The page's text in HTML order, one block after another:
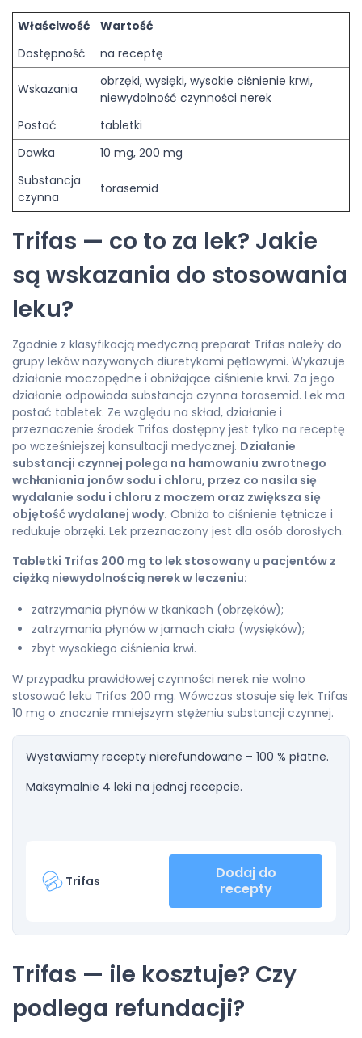
Właściwość
Wartość
Dostępność
na receptę
Wskazania
obrzęki, wysięki, wysokie ciśnienie krwi,
niewydolność czynności nerek
Postać
tabletki
Dawka
10 mg, 200 mg
Substancja
czynna
torasemid
Trifas — co to za lek? Jakie
są wskazania do stosowania
leku?
Zgodnie z klasyfikacją medyczną preparat Trifas należy do
grupy leków nazywanych diuretykami pętlowymi. Wykazuje
działanie moczopędne i obniżające ciśnienie krwi. Za jego
działanie odpowiada substancja czynna torasemid. Lek ma
postać tabletek. Ze względu na skład, działanie i
przeznaczenie środek Trifas dostępny jest tylko na receptę
po wcześniejszej konsultacji medycznej. Działanie
substancji czynnej polega na hamowaniu zwrotnego
wchłaniania jonów sodu i chloru, przez co nasila się
wydalanie sodu i chloru z moczem oraz zwiększa się
objętość wydalanej wody. Obniża to ciśnienie tętnicze i
redukuje obrzęki. Lek przeznaczony jest dla osób dorosłych.
Tabletki Trifas 200 mg to lek stosowany u pacjentów z
ciężką niewydolnością nerek w leczeniu:
zatrzymania płynów w tkankach (obrzęków);
zatrzymania płynów w jamach ciała (wysięków);
zbyt wysokiego ciśnienia krwi.
W przypadku prawidłowej czynności nerek nie wolno
stosować leku Trifas 200 mg. Wówczas stosuje się lek Trifas
10 mg o znacznie mniejszym stężeniu substancji czynnej.
Wystawiamy recepty nierefundowane – 100 % płatne.
Maksymalnie 4 leki na jednej recepcie.
Trifas
Dodaj do
recepty
Trifas — ile kosztuje? Czy
podlega refundacji?